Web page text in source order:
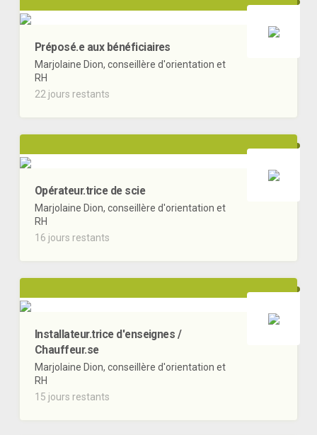
Préposé.e aux bénéficiaires
Marjolaine Dion, conseillère d'orientation et
RH
22 jours restants
Opérateur.trice de scie
Marjolaine Dion, conseillère d'orientation et
RH
16 jours restants
Installateur.trice d'enseignes /
Chauffeur.se
Marjolaine Dion, conseillère d'orientation et
RH
15 jours restants